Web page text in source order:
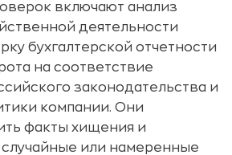
включают анализ
деятельности
бухгалтерской отчетности
на соответствие
законодательства и
компании. Они
факты хищения и
или намеренные